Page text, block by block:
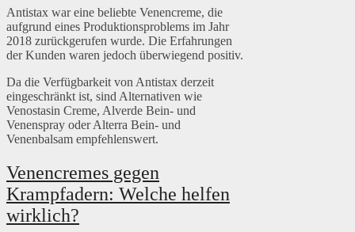
Antistax war eine beliebte Venencreme, die
aufgrund eines Produktionsproblems im Jahr
2018 zurückgerufen wurde. Die Erfahrungen
der Kunden waren jedoch überwiegend positiv.
Da die Verfügbarkeit von Antistax derzeit
eingeschränkt ist, sind Alternativen wie
Venostasin Creme, Alverde Bein- und
Venenspray oder Alterra Bein- und
Venenbalsam empfehlenswert.
Venencremes gegen
Krampfadern: Welche helfen
wirklich?